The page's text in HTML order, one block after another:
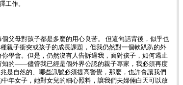
工作。
父母對孩子都是多麼的用心良苦。 但這句話背後，似乎也
親子衝突或孩子的成長課題，但我仍然對一個軟趴趴的外
學會。但是，仍然沒有人告訴過我，面對孩子，如何遏止
知的——儘管我已經是個外界公認的親子專家，我必須再度
是自然的、哪些訊號必須提高警覺，那麼，也許會讓我們
年女子，她對女兒的細心照料，讓我們夫婦倆白天可以放